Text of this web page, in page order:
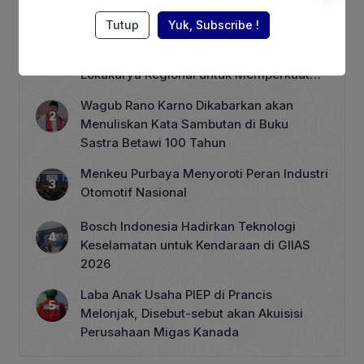
ASEAN Working Group, RECOFTC
Lokakarya Regional untuk Memperkuat
Wagub Rano Karno Dikabarkan akan
Menuliskan Kata Sambutan di Buku
Sastra Betawi 100 Tahun
Menkeu Purbaya Menyoroti Peran Industri
Otomotif Nasional
Bosch Indonesia Hadirkan Teknologi
Keselamatan untuk Kendaraan di GIIAS
2026
Laba Anak Usaha PIEP di Prancis
Melonjak, Disebut-sebut akan Akuisisi
Perusahaan Migas Kanada
Tutup Yuk, Subscribe !